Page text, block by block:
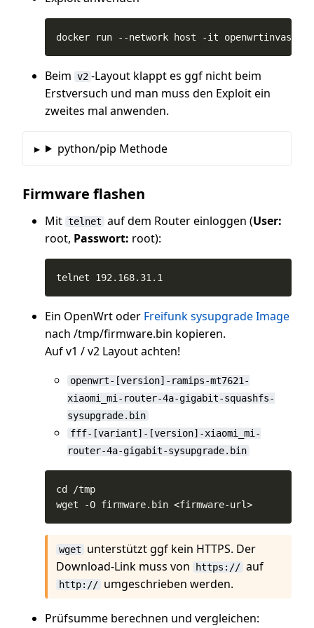
docker run --network host -it openwrtinvasion
Beim v2 -Layout klappt es ggf nicht beim
Erstversuch und man muss den Exploit ein
zweites mal anwenden.
python/pip Methode
Firmware flashen
Mit telnet auf dem Router einloggen (User:
root, Passwort: root):
telnet 192.168.31.1
Ein OpenWrt oder Freifunk sysupgrade Image
nach /tmp/firmware.bin kopieren.
Auf v1 / v2 Layout achten!
openwrt-[version]-ramips-mt7621-
xiaomi_mi-router-4a-gigabit-squashfs-
sysupgrade.bin
fff-[variant]-[version]-xiaomi_mi-
router-4a-gigabit-sysupgrade.bin
wget -O firmware.bin <firmware-url>
wget
unterstützt ggf kein HTTPS. Der
Download-Link muss von
https:// auf
http:// umgeschrieben werden.
Prüfsumme berechnen und vergleichen: